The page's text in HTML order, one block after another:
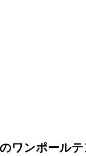
ワンポールテ